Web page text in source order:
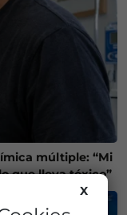
múltiple: “Mi
que lleva tóxico”
X